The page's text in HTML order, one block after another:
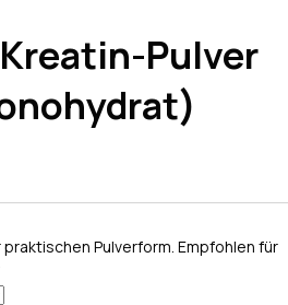
Kreatin-Pulver
Pulverform. Empfohlen für